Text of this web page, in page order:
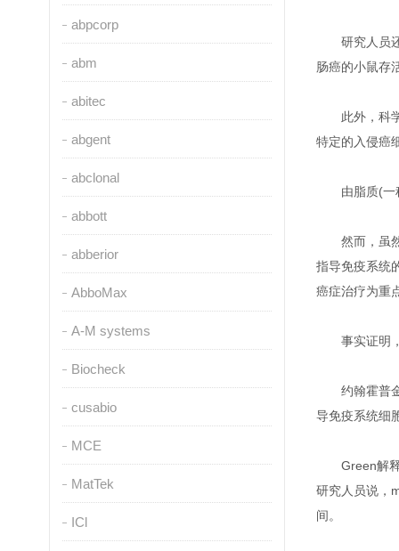
abpcorp
abm
abitec
abgent
abclonal
abbott
abberior
AbboMax
A-M systems
Biocheck
cusabio
MCE
MatTek
ICl
研究人员
肠癌的小鼠存
此外，科
特定的入侵癌
由脂质(
然而，虽
指导免疫系统
癌症治疗为重
事实证明
约翰霍普
导免疫系统细
Green解
研究人员说，
间。